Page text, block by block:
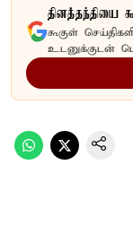
தினத்தந்தியை
கூகுள்
உடனுக்குடன்